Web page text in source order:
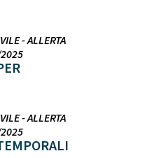
- ALLERTA
- ALLERTA